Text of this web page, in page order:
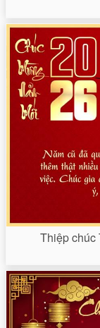
Thiệp chúc